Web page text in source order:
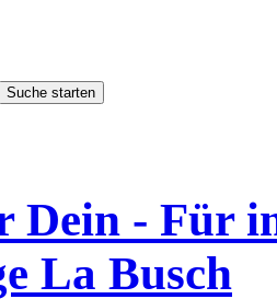
Dein - Für
La Busch